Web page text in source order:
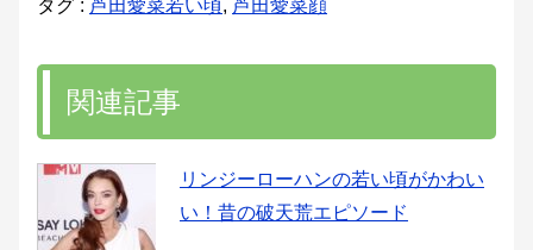
タグ : 芦田愛菜若い頃, 芦田愛菜顔
関連記事
リンジーローハンの若い頃がかわい
い！昔の破天荒エピソード